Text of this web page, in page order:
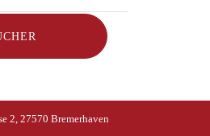
2, 27570 Bremerhaven